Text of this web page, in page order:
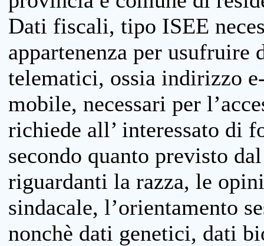
Dati fiscali, tipo ISEE
appartenenza per
telematici, ossia indirizzo
mobile, necessari per
richiede all’ interessato di
secondo quanto previsto
riguardanti la razza, le
sindacale, l’orientamento
nonchè dati genetici, dati